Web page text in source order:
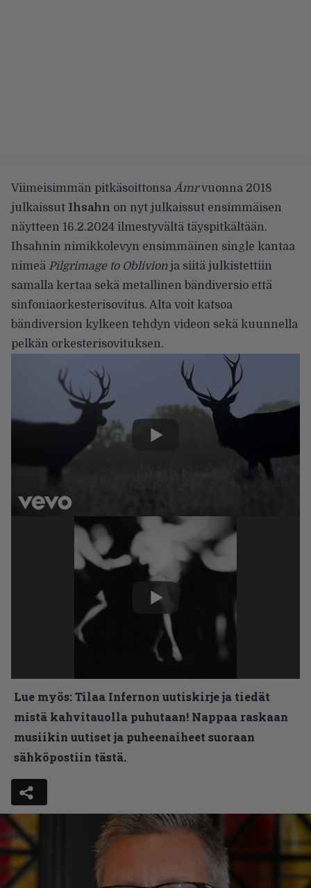
Viimeisimmän pitkäsoittonsa Ámrvuonna 2018
julkaissut Ihsahn on nyt julkaissut ensimmäisen
näytteen 16.2.2024 ilmestyvältä täyspitkältään.
Ihsahnin nimikkolevyn ensimmäinen single kantaa
nimeä Pilgrimage to Oblivionja siitä julkistettiin
samalla kertaa sekä metallinen bändiversio että
sinfoniaorkesterisovitus. Alta voit katsoa
bändiversion kylkeen tehdyn videon sekä kuunnella
pelkän orkesterisovituksen.
Lue myös:Tilaa Infernon uutiskirje ja tiedät
mistä kahvitauolla puhutaan! Nappaa raskaan
musiikin uutiset ja puheenaiheet suoraan
sähköpostiin tästä.